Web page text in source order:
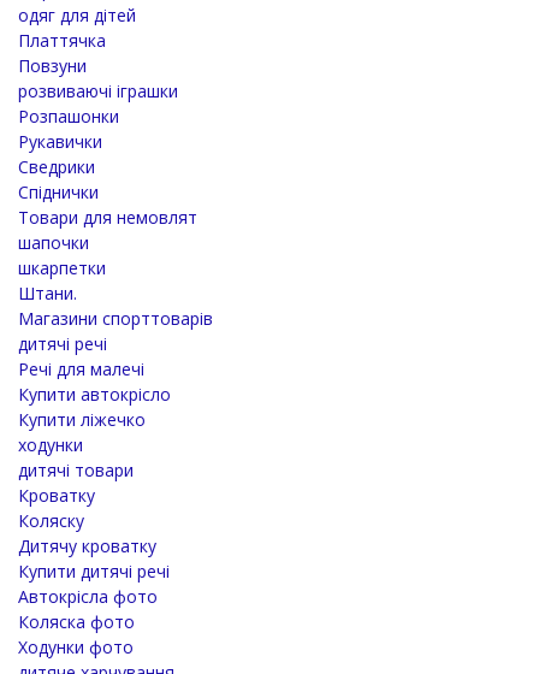
одяг для дітей
Платтячка
Повзуни
розвиваючі іграшки
Розпашонки
Рукавички
Сведрики
Спіднички
Товари для немовлят
шапочки
шкарпетки
Штани.
Магазини спорттоварів
дитячі речі
Речі для малечі
Купити автокрісло
Купити ліжечко
ходунки
дитячі товари
Кроватку
Коляску
Дитячу кроватку
Купити дитячі речі
Автокрісла фото
Коляска фото
Ходунки фото